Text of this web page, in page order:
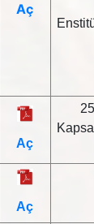
Aç
Aç
Aç